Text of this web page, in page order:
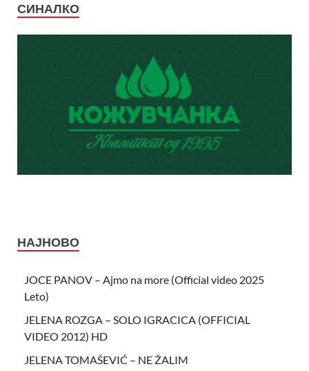
СИНАЛКО
НАЈНОВО
JOCE PANOV – Ajmo na more (Official video 2025
Leto)
JELENA ROZGA – SOLO IGRACICA (OFFICIAL
VIDEO 2012) HD
JELENA TOMAŠEVIĆ – NE ŽALIM